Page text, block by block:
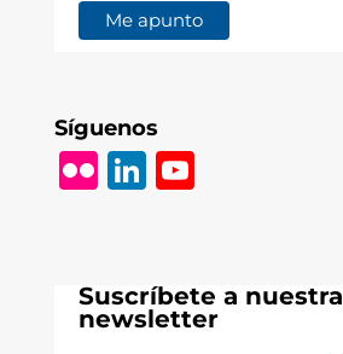
Síguenos
Fl
r
Li
e
dI
Y
T
u
Suscríbete a nuestra
newsletter